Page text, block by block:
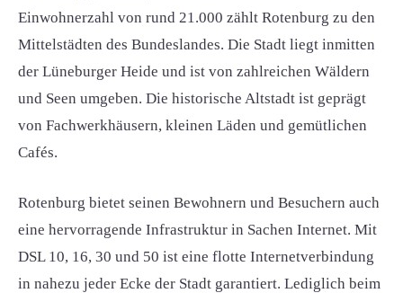
Einwohnerzahl von rund 21.000 zählt Rotenburg zu den
Mittelstädten des Bundeslandes. Die Stadt liegt inmitten
der Lüneburger Heide und ist von zahlreichen Wäldern
und Seen umgeben. Die historische Altstadt ist geprägt
von Fachwerkhäusern, kleinen Läden und gemütlichen
Cafés.
Rotenburg bietet seinen Bewohnern und Besuchern auch
eine hervorragende Infrastruktur in Sachen Internet. Mit
DSL 10, 16, 30 und 50 ist eine flotte Internetverbindung
in nahezu jeder Ecke der Stadt garantiert. Lediglich beim